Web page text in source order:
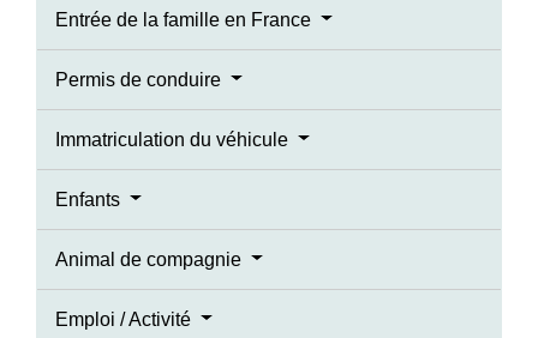
Entrée de la famille en France
Permis de conduire
Immatriculation du véhicule
Enfants
Animal de compagnie
Emploi / Activité